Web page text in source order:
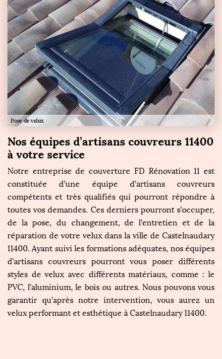
Nos équipes d’artisans couvreurs 11400
à votre service
Notre entreprise de couverture FD Rénovation 11 est
constituée d’une équipe d’artisans couvreurs
compétents et très qualifiés qui pourront répondre à
toutes vos demandes. Ces derniers pourront s’occuper,
de la pose, du changement, de l’entretien et de la
réparation de votre velux dans la ville de Castelnaudary
11400. Ayant suivi les formations adéquates, nos équipes
d’artisans couvreurs pourront vous poser différents
styles de velux avec différents matériaux, comme : le
PVC, l’aluminium, le bois ou autres. Nous pouvons vous
garantir qu’après notre intervention, vous aurez un
velux performant et esthétique à Castelnaudary 11400.